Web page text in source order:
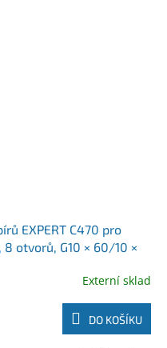
EXPERT C470 pro
otvorů, G10 × 60/10 ×
Externí sklad
DO KOŠÍKU